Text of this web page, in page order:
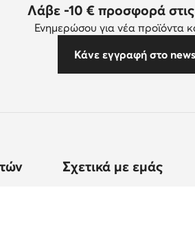
Λάβε -10 € προσφορά
Ενημερώσου για νέα προϊόντα
Κάνε εγγραφή στο
Σχετικά με εμάς